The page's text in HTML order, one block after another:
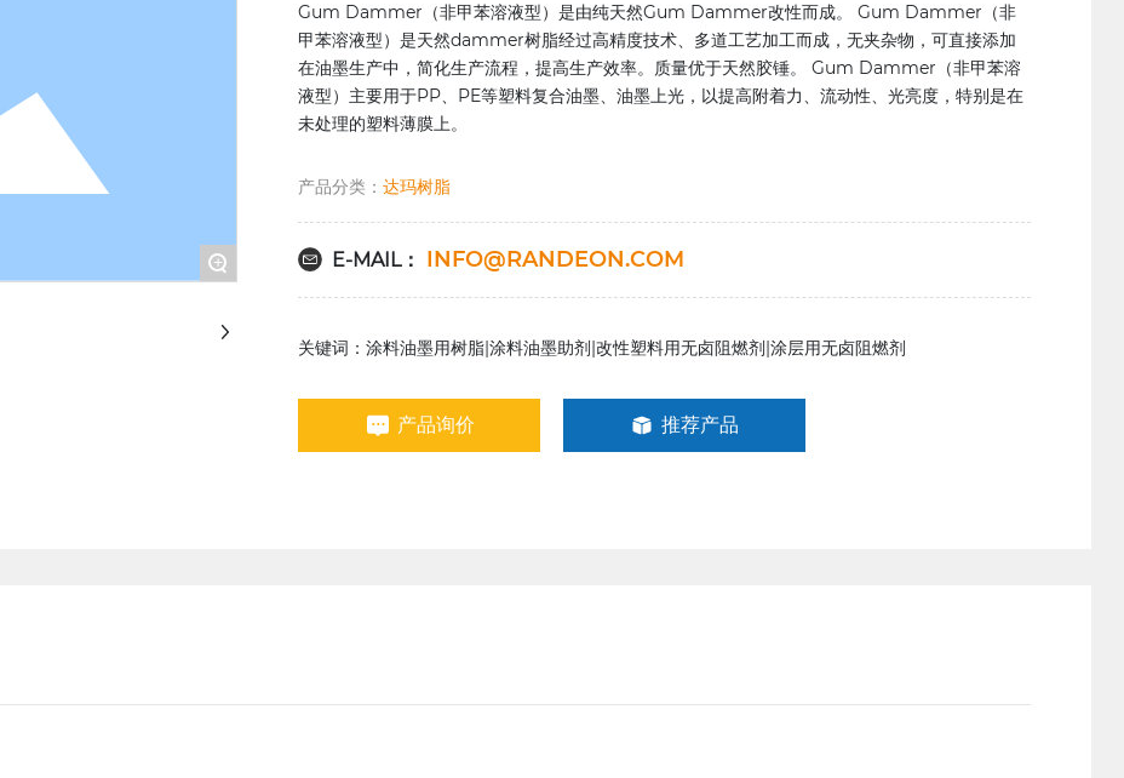
+
Gum Dammer（非甲苯溶液型）是由纯天然Gum Dammer改性而成。 Gum Dammer（非
甲苯溶液型）是天然dammer树脂经过高精度技术、多道工艺加工而成，无夹杂物，可直接添加
在油墨生产中，简化生产流程，提高生产效率。质量优于天然胶锤。 Gum Dammer（非甲苯溶
液型）主要用于PP、PE等塑料复合油墨、油墨上光，以提高附着力、流动性、光亮度，特别是在
未处理的塑料薄膜上。
产品分类：达玛树脂
E-MAIL： INFO@RANDEON.COM
关键词：涂料油墨用树脂|涂料油墨助剂|改性塑料用无卤阻燃剂|涂层用无卤阻燃剂
产品询价 推荐产品